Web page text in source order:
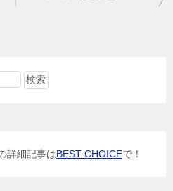
詳細記事はBEST CHOICEで！